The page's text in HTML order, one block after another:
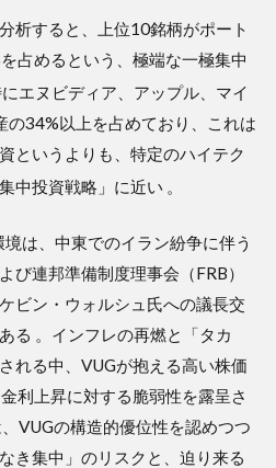
析すると、上位10銘柄がポート
占めるという、極端な一極集中
にエヌビディア、アップル、マイ
の34%以上を占めており、これは
というよりも、特定のハイテク
中投資戦略」に近い 。
は、中東でのイラン紛争に伴う
び連邦準備制度理事会（FRB）
ビン・ウォルシュ氏への議長交
る 。インフレの再燃と「タカ
れる中、VUGが抱える高い株価
利上昇に対する脆弱性を露呈さ
VUGの構造的優位性を認めつつ
き集中」のリスクと、迫り来る